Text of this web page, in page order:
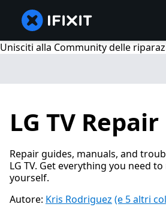
Unisciti alla Community delle
LG TV Repair
Repair guides, manuals, and
LG TV. Get everything you need
yourself.
Autore: Kris Rodriguez (e 5 altri